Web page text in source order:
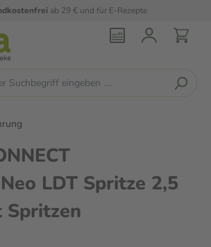
ab 29 € und für E-Rezepte
LDT Spritze 2,5
Spritzen